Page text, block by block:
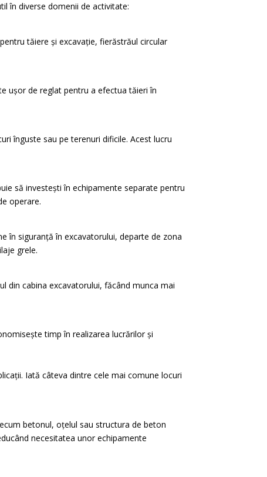
în diverse domenii de activitate:
tăiere și excavație, fierăstrăul circular
ușor de reglat pentru a efectua tăieri în
înguste sau pe terenuri dificile. Acest lucru
să investești în echipamente separate pentru
operare.
în siguranță în excavatorului, departe de zona
grele.
din cabina excavatorului, făcând munca mai
timp în realizarea lucrărilor și
Iată câteva dintre cele mai comune locuri
betonul, oțelul sau structura de beton
necesitatea unor echipamente